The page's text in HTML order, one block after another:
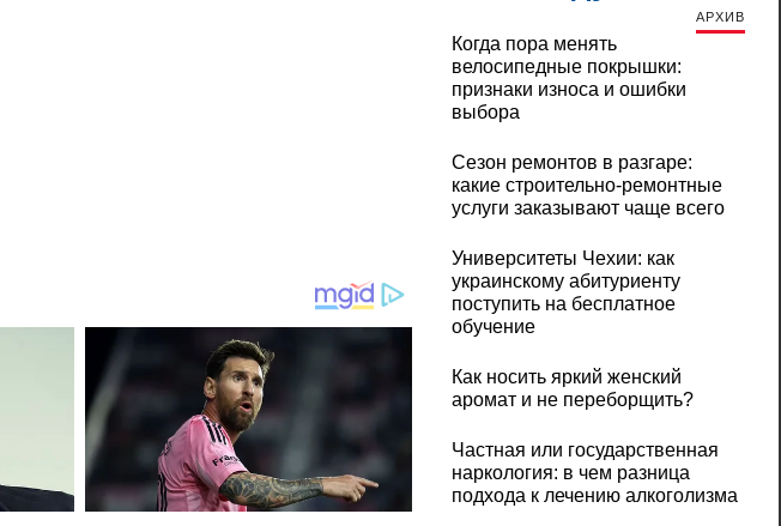
АРХИВ
Когда пора менять
велосипедные покрышки:
признаки износа и ошибки
выбора
Сезон ремонтов в разгаре:
какие строительно-ремонтные
услуги заказывают чаще всего
Университеты Чехии: как
украинскому абитуриенту
поступить на бесплатное
обучение
Как носить яркий женский
аромат и не переборщить?
Частная или государственная
наркология: в чем разница
подхода к лечению алкоголизма